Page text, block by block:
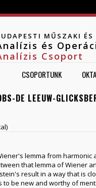
MŰSZAKI
és
Csoport
CSOPORTUNK
DE LEEUW-
lemma from
that lemma of Wiener
result in a way that is
be new and worthy of